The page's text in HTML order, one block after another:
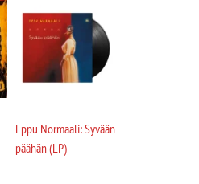
Eppu Normaali: Syvään
päähän (LP)